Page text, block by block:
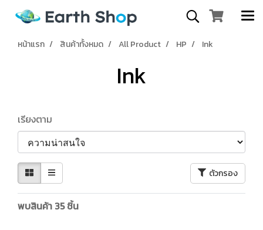
หน้าแรก สินค้าทั้งหมด All Product HP Ink
Ink
เรียงตาม
ตัวกรอง
พบสินค้า 35 ชิ้น